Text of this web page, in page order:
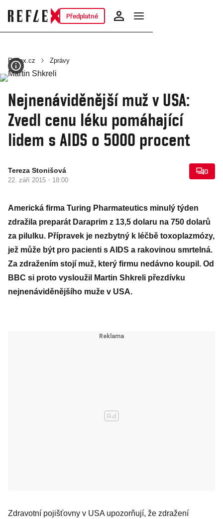
Předplatné
Reflex.cz Zprávy
Nejnenáviděnější muž v USA:
Zvedl cenu léku pomáhající
lidem s AIDS o 5000 procent
Tereza Stonišová
22. září 2015 · 18:00
0
Americká firma Turing Pharmateutics minulý týden
zdražila preparát Daraprim z 13,5 dolaru na 750 dolarů
za pilulku. Přípravek je nezbytný k léčbě toxoplazmózy,
jež může být pro pacienti s AIDS a rakovinou smrtelná.
Za zdražením stojí muž, který firmu nedávno koupil. Od
BBC si proto vysloužil Martin Shkreli přezdívku
nejnenáviděnějšího muže v USA.
Zdravotní pojišťovny v USA upozorňují, že zdražení